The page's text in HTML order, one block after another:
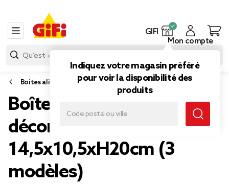
GIFI
Indiquez votre magasin préféré
pour voir la disponibilité des
produits
Mon compte
Boites alimentaires et bocaux
Boîte alimentaire métal
décor vintage
14,5x10,5xH20cm (3
modèles)